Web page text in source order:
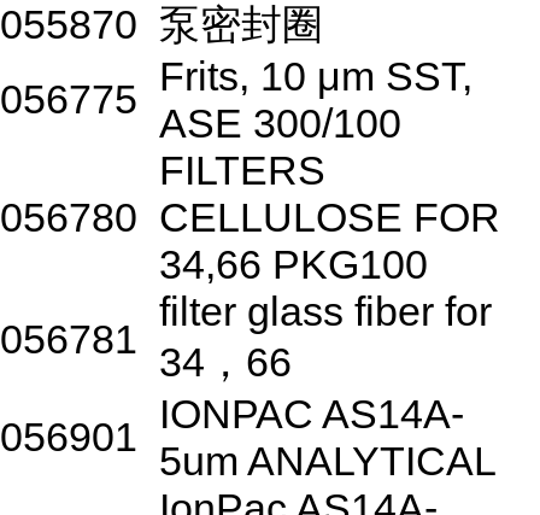
055870 泵密封圈
056775 Frits, 10 μm SST,
ASE 300/100
056780
FILTERS
CELLULOSE FOR
34,66 PKG100
056781
filter glass fiber for
34，66
056901 IONPAC AS14A-
5um ANALYTICAL